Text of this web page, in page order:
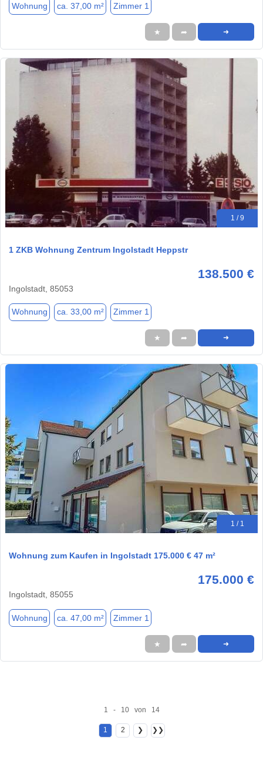
Wohnung ca. 37,00 m² Zimmer 1
★ ➦ ➜
1 / 9
1 ZKB Wohnung Zentrum Ingolstadt Heppstr
138.500 €
Ingolstadt, 85053
Wohnung ca. 33,00 m² Zimmer 1
★ ➦ ➜
1 / 1
Wohnung zum Kaufen in Ingolstadt 175.000 € 47 m²
175.000 €
Ingolstadt, 85055
Wohnung ca. 47,00 m² Zimmer 1
★ ➦ ➜
1 - 10 von 14
1 2 ❯ ❯❯